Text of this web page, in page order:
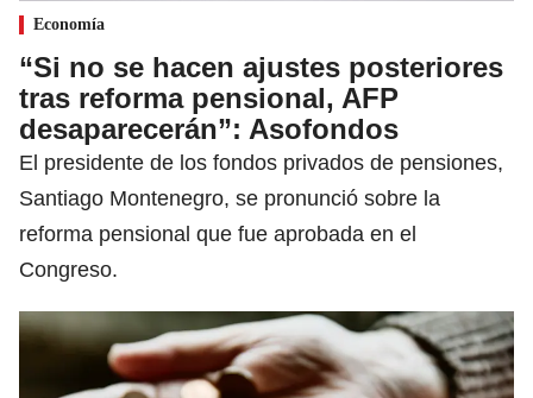
Economía
“Si no se hacen ajustes posteriores
tras reforma pensional, AFP
desaparecerán”: Asofondos
El presidente de los fondos privados de pensiones,
Santiago Montenegro, se pronunció sobre la
reforma pensional que fue aprobada en el
Congreso.